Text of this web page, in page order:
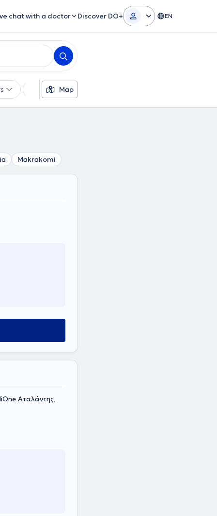
chat with a doctor Discover DO+ EN
LanguagesMap
Makrakomi
Αταλάντης,